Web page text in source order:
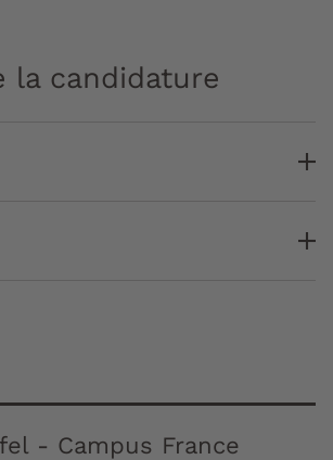
la candidature
- Campus France